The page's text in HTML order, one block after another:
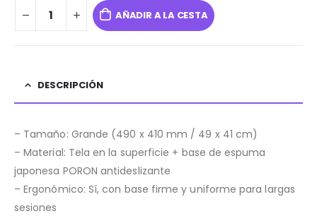
AÑADIR A LA CESTA
DESCRIPCIÓN
– Tamaño: Grande (490 x 410 mm / 49 x 41 cm)
– Material: Tela en la superficie + base de espuma
japonesa PORON antideslizante
– Ergonómico: Sí, con base firme y uniforme para largas
sesiones